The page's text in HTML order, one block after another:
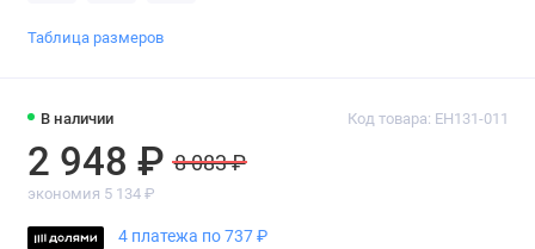
В наличии Код товара: EH131-011
2 948 ₽ 8 083 ₽
экономия 5 134 ₽
4 платежа по 737 ₽
Таблица размеров